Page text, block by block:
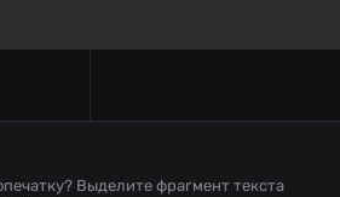
Выделите фрагмент текста